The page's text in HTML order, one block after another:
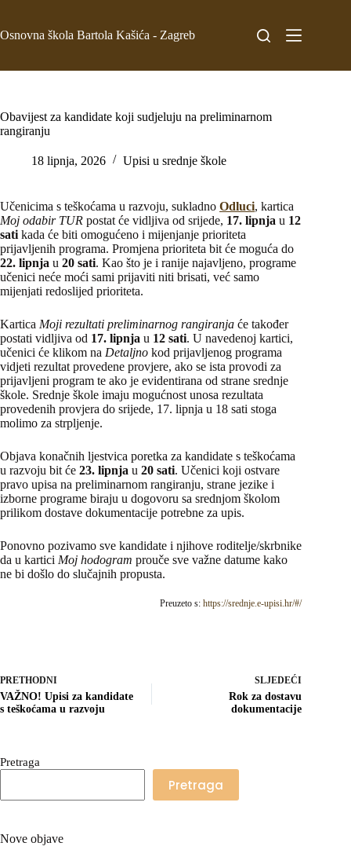
Osnovna škola Bartola Kašića - Zagreb
Obavijest za kandidate koji sudjeluju na preliminarnom
rangiranju
18 lipnja, 2026 Upisi u srednje škole
Učenicima s teškoćama u razvoju, sukladno Odluci, kartica
Moj odabir TUR postat će vidljiva od srijede, 17. lipnja u 12
sati kada će biti omogućeno i mijenjanje prioriteta
prijavljenih programa. Promjena prioriteta bit će moguća do
22. lipnja u 20 sati. Kao što je i ranije najavljeno, programe
učenici neće moći sami prijaviti niti brisati, već samo
mijenjati redoslijed prioriteta.
Kartica Moji rezultati preliminarnog rangiranja će također
postati vidljiva od 17. lipnja u 12 sati. U navedenoj kartici,
učenici će klikom na Detaljno kod prijavljenog programa
vidjeti rezultat provedene provjere, ako se ista provodi za
prijavljeni program te ako je evidentirana od strane srednje
škole. Srednje škole imaju mogućnost unosa rezultata
provedenih provjera do srijede, 17. lipnja u 18 sati stoga
molimo za strpljenje.
Objava konačnih ljestvica poretka za kandidate s teškoćama
u razvoju bit će 23. lipnja u 20 sati. Učenici koji ostvare
pravo upisa na preliminarnom rangiranju, strane jezike i
izborne programe biraju u dogovoru sa srednjom školom
prilikom dostave dokumentacije potrebne za upis.
Ponovno pozivamo sve kandidate i njihove roditelje/skrbnike
da u kartici Moj hodogram prouče sve važne datume kako
ne bi došlo do slučajnih propusta.
Preuzeto s:https://srednje.e-upisi.hr/#/
PRETHODNI
VAŽNO! Upisi za kandidate
s teškoćama u razvoju
SLJEDEĆI
Rok za dostavu
dokumentacije
Pretraga
Pretraga
Nove objave